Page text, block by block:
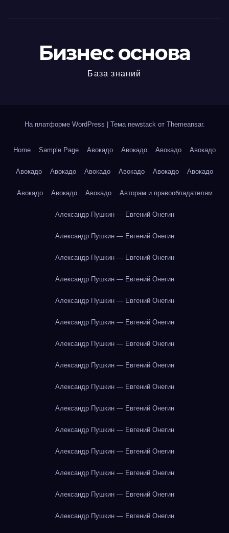
Бизнес основа
База знаний
На платформе WordPress Тема newstack от Themeansar.
Home Sample Page Авокадо Авокадо Авокадо Авокадо
Авокадо Авокадо Авокадо Авокадо Авокадо Авокадо
Авокадо Авокадо Авокадо Авторам и правообладателям
Александр Пушкин — Евгений Онегин
Александр Пушкин — Евгений Онегин
Александр Пушкин — Евгений Онегин
Александр Пушкин — Евгений Онегин
Александр Пушкин — Евгений Онегин
Александр Пушкин — Евгений Онегин
Александр Пушкин — Евгений Онегин
Александр Пушкин — Евгений Онегин
Александр Пушкин — Евгений Онегин
Александр Пушкин — Евгений Онегин
Александр Пушкин — Евгений Онегин
Александр Пушкин — Евгений Онегин
Александр Пушкин — Евгений Онегин
Александр Пушкин — Евгений Онегин
Александр Пушкин — Евгений Онегин